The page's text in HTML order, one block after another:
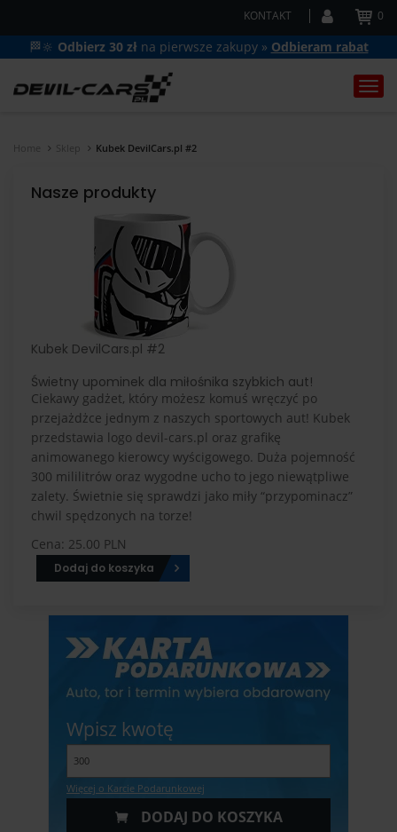
KONTAKT 0
🏁🔆 Odbierz 30 zł na pierwsze zakupy » Odbieram rabat
Home Sklep Kubek DevilCars.pl #2
Nasze produkty
Kubek DevilCars.pl #2
Świetny upominek dla miłośnika szybkich aut!
Ciekawy gadżet, który możesz komuś wręczyć po
przejażdżce jednym z naszych sportowych aut! Kubek
przedstawia logo devil-cars.pl oraz grafikę
animowanego kierowcy wyścigowego. Duża pojemność
300 mililitrów oraz wygodne ucho to jego niewątpliwe
zalety. Świetnie się sprawdzi jako miły “przypominacz”
chwil spędzonych na torze!
Cena: 25.00 PLN
Dodaj do koszyka
Wpisz kwotę
Więcej o Karcie Podarunkowej
DODAJ DO KOSZYKA